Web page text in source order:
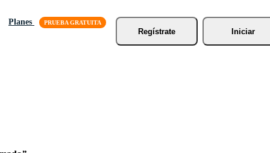
Planes
Regístrate
Iniciar